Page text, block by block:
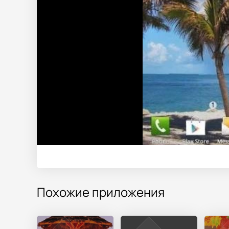
Похожие приложения